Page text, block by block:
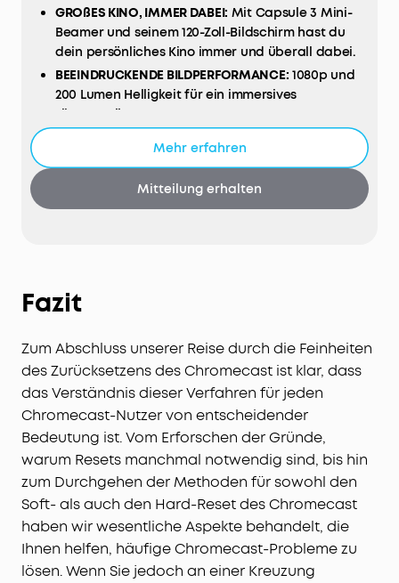
GROßES KINO, IMMER DABEI: Mit Capsule 3 Mini-
Beamer und seinem 120-Zoll-Bildschirm hast du
dein persönliches Kino immer und überall dabei.
BEEINDRUCKENDE BILDPERFORMANCE: 1080p und
200 Lumen Helligkeit für ein immersives
Filmvergnügen.
einen kompletten Film von 2,5h oder 8h Musik mit
SCHNELLE EINRICHTUNG: Mit unserer smarten
Mehr erfahren
Mitteilung erhalten
Fazit
Zum Abschluss unserer Reise durch die Feinheiten
des Zurücksetzens des Chromecast ist klar, dass
das Verständnis dieser Verfahren für jeden
Chromecast-Nutzer von entscheidender
Bedeutung ist. Vom Erforschen der Gründe,
warum Resets manchmal notwendig sind, bis hin
zum Durchgehen der Methoden für sowohl den
Soft- als auch den Hard-Reset des Chromecast
haben wir wesentliche Aspekte behandelt, die
Ihnen helfen, häufige Chromecast-Probleme zu
lösen. Wenn Sie jedoch an einer Kreuzung